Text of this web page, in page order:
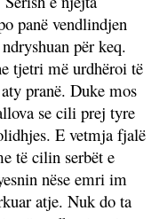
panë vendlindjen
për keq.
tjetri më urdhëroi të
pranë. Duke mos
se cili prej tyre
E vetmja fjalë
të cilin serbët e
nëse emri im
atje. Nuk do ta